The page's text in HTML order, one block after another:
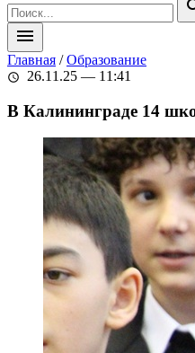
menu
Главная /Образование
schedule 26.11.25 — 11:41
В Калининграде 14